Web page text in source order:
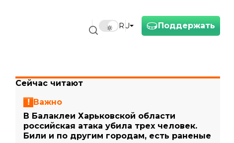
Поддержать
RU
Сейчас читают
Важно
В Балаклеи Харьковской области
российская атака убила трех человек.
Били и по другим городам, есть раненые